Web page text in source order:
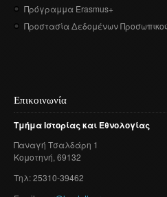
Πρόγραμμα Erasmus+
Προστασία Δεδομένων
Επικοινωνία
ΤμήμαΙστορίαςκαι Εθνολογίας
Παναγή Τσαλδάρη 1
Κομοτηνή, 69132
Τηλ: 25310-39462